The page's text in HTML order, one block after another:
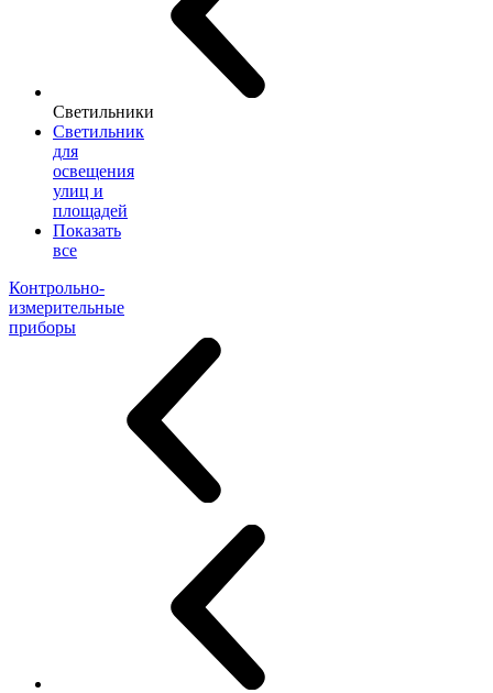
Светильники
Светильник
для
освещения
улиц и
площадей
Показать
все
Контрольно-
измерительные
приборы